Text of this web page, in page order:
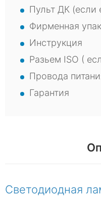
Пульт ДК (если
Фирменная
Инструкция
Разьем ISO (
Провода
Гарантия
Светодиодная